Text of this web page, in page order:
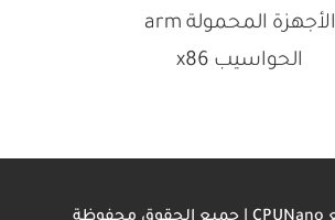
الأجهزة المحمولة arm
الحواسيب x86